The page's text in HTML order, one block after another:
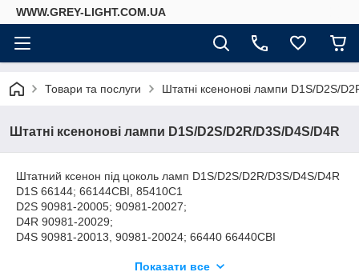
WWW.GREY-LIGHT.COM.UA
Товари та послуги Штатні ксенонові лампи D1S/D2S/
Штатні ксенонові лампи D1S/D2S/D2R/D3S/D4S/D4R
Штатний ксенон під цоколь ламп D1S/D2S/D2R/D3S/D4S/D4R
D1S 66144; 66144СВІ, 85410C1
D2S 90981-20005; 90981-20027;
D4R 90981-20029;
D4S 90981-20013, 90981-20024; 66440 66440CBI
D2R 90981-2008; 66250; 66250CBI
Показати все